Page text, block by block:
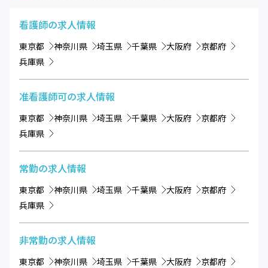
看護師の求人情報
東京都 神奈川県 埼玉県 千葉県 大阪府
京都府
兵庫県
准看護師可の求人情報
東京都 神奈川県 埼玉県 千葉県 大阪府
京都府
兵庫県
常勤の求人情報
東京都 神奈川県 埼玉県 千葉県 大阪府
京都府
兵庫県
非常勤の求人情報
東京都 神奈川県 埼玉県 千葉県 大阪府 京都府